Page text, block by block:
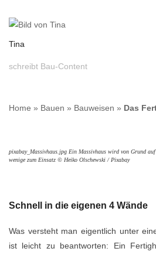
Tina
schreibt Bau-Content
Home » Bauen » Bauweisen » Das
pixabay_Massivhaus.jpg Ein Massivhaus wird von Grund
wenige zum Einsatz © Heiko Olschewski / Pixabay
Schnell in die eigenen 4 Wände
Was versteht man eigentlich unter
ist leicht zu beantworten: Ein